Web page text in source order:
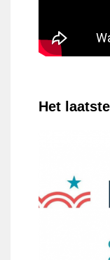
Het